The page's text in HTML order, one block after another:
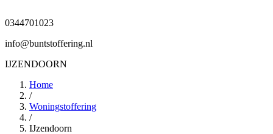
0344701023
info@buntstoffering.nl
IJZENDOORN
Home
/
Woningstoffering
/
IJzendoorn